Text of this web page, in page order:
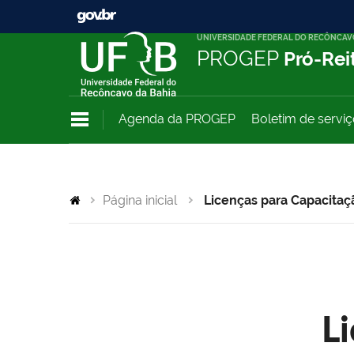
UNIVERSIDADE FEDERAL DO
PROGEP Pró-
Agenda da PROGEP Boletim de
Página inicial Licenças para